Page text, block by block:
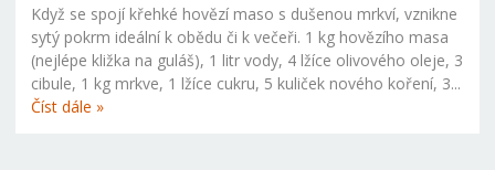
Když se spojí křehké hovězí maso s dušenou mrkví, vznikne
sytý pokrm ideální k obědu či k večeři. 1 kg hovězího masa
(nejlépe kližka na guláš), 1 litr vody, 4 lžíce olivového oleje, 3
cibule, 1 kg mrkve, 1 lžíce cukru, 5 kuliček nového koření, 3...
Číst dále »